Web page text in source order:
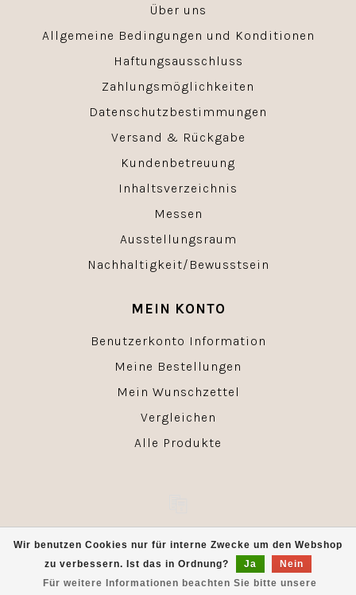
Wir benutzen Cookies nur für interne Zwecke um den Webshop
zu verbessern. Ist das in Ordnung?
Ja
Nein
Für weitere Informationen beachten Sie bitte unsere
Über uns
Allgemeine Bedingungen und Konditionen
Haftungsausschluss
Zahlungsmöglichkeiten
Datenschutzbestimmungen
Versand & Rückgabe
Kundenbetreuung
Inhaltsverzeichnis
Messen
Ausstellungsraum
Nachhaltigkeit/Bewusstsein
MEIN KONTO
Benutzerkonto Information
Meine Bestellungen
Mein Wunschzettel
Vergleichen
Alle Produkte
© Copyright 2026 - Powered byLightspeed- Theme by
Dyvelopment